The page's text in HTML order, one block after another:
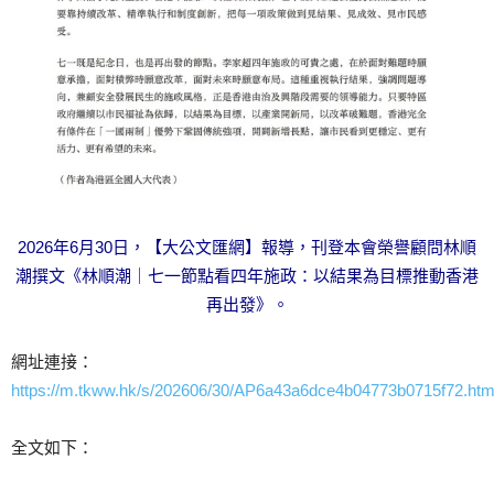
2026年6月30日，【大公文匯網】報導，刊登本會榮譽顧問林順
潮撰文《林順潮｜七一節點看四年施政：以結果為目標推動香港
再出發》。
網址連接：
https://m.tkww.hk/s/202606/30/
全文如下：